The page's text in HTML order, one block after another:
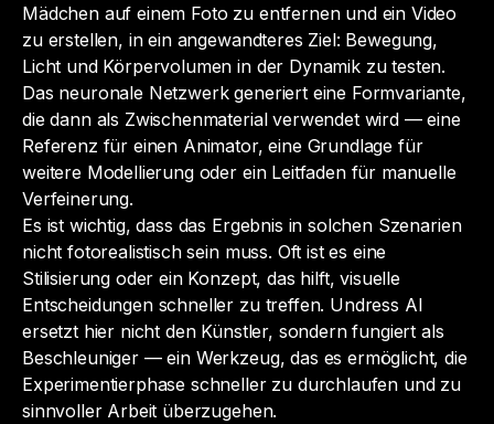
Mädchen auf einem Foto zu entfernen und ein Video
zu erstellen, in ein angewandteres Ziel: Bewegung,
Licht und Körpervolumen in der Dynamik zu testen.
Das neuronale Netzwerk generiert eine Formvariante,
die dann als Zwischenmaterial verwendet wird — eine
Referenz für einen Animator, eine Grundlage für
weitere Modellierung oder ein Leitfaden für manuelle
Verfeinerung.
Es ist wichtig, dass das Ergebnis in solchen Szenarien
nicht fotorealistisch sein muss. Oft ist es eine
Stilisierung oder ein Konzept, das hilft, visuelle
Entscheidungen schneller zu treffen. Undress AI
ersetzt hier nicht den Künstler, sondern fungiert als
Beschleuniger — ein Werkzeug, das es ermöglicht, die
Experimentierphase schneller zu durchlaufen und zu
sinnvoller Arbeit überzugehen.